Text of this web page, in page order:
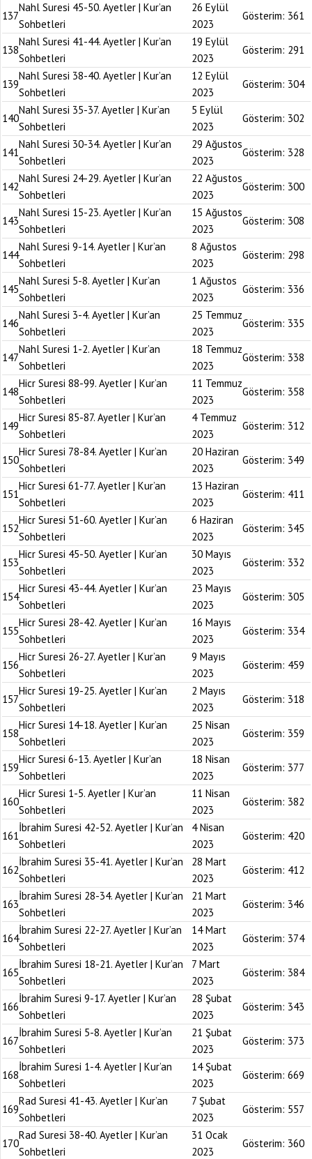
137
Nahl Suresi 45-50. Ayetler | Kur’an
Sohbetleri
26 Eylül
2023
Gösterim: 361
138
Nahl Suresi 41-44. Ayetler | Kur’an
Sohbetleri
19 Eylül
2023
Gösterim: 291
139
Nahl Suresi 38-40. Ayetler | Kur’an
Sohbetleri
12 Eylül
2023
Gösterim: 304
140
Nahl Suresi 35-37. Ayetler | Kur’an
Sohbetleri
5 Eylül
2023
Gösterim: 302
141
Nahl Suresi 30-34. Ayetler | Kur’an
Sohbetleri
29 Ağustos
2023
Gösterim: 328
142
Nahl Suresi 24-29. Ayetler | Kur’an
Sohbetleri
22 Ağustos
2023
Gösterim: 300
143
Nahl Suresi 15-23. Ayetler | Kur’an
Sohbetleri
15 Ağustos
2023
Gösterim: 308
144
Nahl Suresi 9-14. Ayetler | Kur’an
Sohbetleri
8 Ağustos
2023
Gösterim: 298
145
Nahl Suresi 5-8. Ayetler | Kur’an
Sohbetleri
1 Ağustos
2023
Gösterim: 336
146
Nahl Suresi 3-4. Ayetler | Kur’an
Sohbetleri
25 Temmuz
2023
Gösterim: 335
147
Nahl Suresi 1-2. Ayetler | Kur’an
Sohbetleri
18 Temmuz
2023
Gösterim: 338
148
Hicr Suresi 88-99. Ayetler | Kur’an
Sohbetleri
11 Temmuz
2023
Gösterim: 358
149
Hicr Suresi 85-87. Ayetler | Kur’an
Sohbetleri
4 Temmuz
2023
Gösterim: 312
150
Hicr Suresi 78-84. Ayetler | Kur’an
Sohbetleri
20 Haziran
2023
Gösterim: 349
151
Hicr Suresi 61-77. Ayetler | Kur’an
Sohbetleri
13 Haziran
2023
Gösterim: 411
152
Hicr Suresi 51-60. Ayetler | Kur’an
Sohbetleri
6 Haziran
2023
Gösterim: 345
153
Hicr Suresi 45-50. Ayetler | Kur’an
Sohbetleri
30 Mayıs
2023
Gösterim: 332
154
Hicr Suresi 43-44. Ayetler | Kur’an
Sohbetleri
23 Mayıs
2023
Gösterim: 305
155
Hicr Suresi 28-42. Ayetler | Kur’an
Sohbetleri
16 Mayıs
2023
Gösterim: 334
156
Hicr Suresi 26-27. Ayetler | Kur’an
Sohbetleri
9 Mayıs
2023
Gösterim: 459
157
Hicr Suresi 19-25. Ayetler | Kur’an
Sohbetleri
2 Mayıs
2023
Gösterim: 318
158
Hicr Suresi 14-18. Ayetler | Kur’an
Sohbetleri
25 Nisan
2023
Gösterim: 359
159
Hicr Suresi 6-13. Ayetler | Kur’an
Sohbetleri
18 Nisan
2023
Gösterim: 377
160
Hicr Suresi 1-5. Ayetler | Kur’an
Sohbetleri
11 Nisan
2023
Gösterim: 382
161
İbrahim Suresi 42-52. Ayetler | Kur’an
Sohbetleri
4 Nisan
2023
Gösterim: 420
162
İbrahim Suresi 35-41. Ayetler | Kur’an
Sohbetleri
28 Mart
2023
Gösterim: 412
163
İbrahim Suresi 28-34. Ayetler | Kur’an
Sohbetleri
21 Mart
2023
Gösterim: 346
164
İbrahim Suresi 22-27. Ayetler | Kur’an
Sohbetleri
14 Mart
2023
Gösterim: 374
165
İbrahim Suresi 18-21. Ayetler | Kur’an
Sohbetleri
7 Mart
2023
Gösterim: 384
166
İbrahim Suresi 9-17. Ayetler | Kur’an
Sohbetleri
28 Şubat
2023
Gösterim: 343
167
İbrahim Suresi 5-8. Ayetler | Kur’an
Sohbetleri
21 Şubat
2023
Gösterim: 373
168
İbrahim Suresi 1-4. Ayetler | Kur’an
Sohbetleri
14 Şubat
2023
Gösterim: 669
169
Rad Suresi 41-43. Ayetler | Kur’an
Sohbetleri
7 Şubat
2023
Gösterim: 557
170
Rad Suresi 38-40. Ayetler | Kur’an
Sohbetleri
31 Ocak
2023
Gösterim: 360